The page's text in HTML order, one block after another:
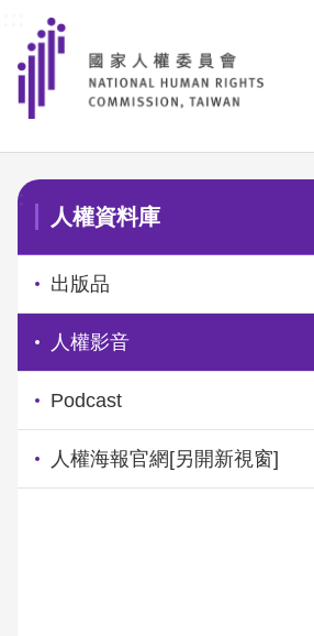
前往主要內容區塊
:::
人權資料庫
出版品
人權影音
Podcast
人權海報官網 [另開新視窗]